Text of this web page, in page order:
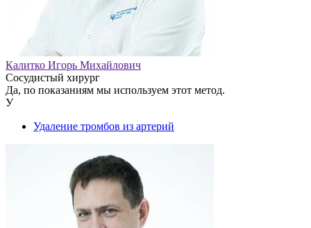
Калитко Игорь Михайлович
Сосудистый хирург
Да, по показаниям мы используем этот метод.
У
Удаление тромбов из артерий